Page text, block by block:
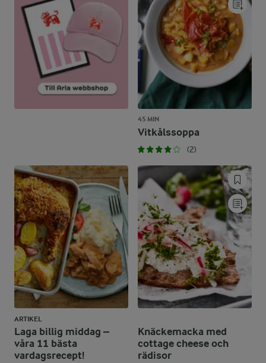
45 MIN
Vitkålssoppa
(2)
ARTIKEL
Laga billig middag –
våra 11 bästa
vardagsrecept!
Knäckemacka med
cottage cheese och
rädisor